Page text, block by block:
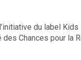
du label
des Chances pour la